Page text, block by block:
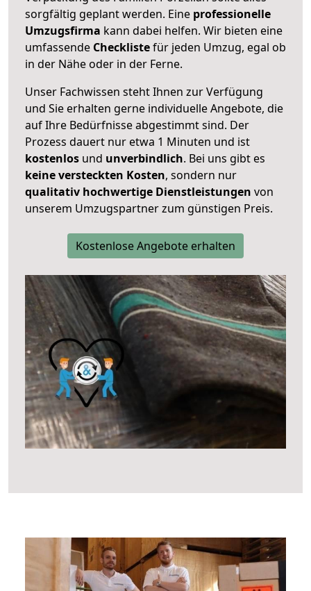
sorgfältig geplant werden. Eine professionelle
Umzugsfirma kann dabei helfen. Wir bieten eine
umfassende Checklistefür jeden Umzug, egal ob
in der Nähe oder in der Ferne.
Unser Fachwissen steht Ihnen zur Verfügung
und Sie erhalten gerne individuelle Angebote, die
auf Ihre Bedürfnisse abgestimmt sind. Der
Prozess dauert nur etwa 1 Minuten und ist
kostenlos und unverbindlich. Bei uns gibt es
keine versteckten Kosten, sondern nur
qualitativ hochwertige Dienstleistungen von
unserem Umzugspartner zum günstigen Preis.
Kostenlose Angebote erhalten